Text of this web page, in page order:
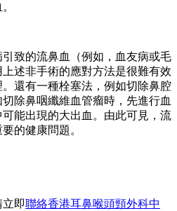
致的流鼻血（例如，血友病或毛
述非手術的應對方法是很難有效
還有一種栓塞法，例如切除鼻腔
除鼻咽纖維血管瘤時，先進行血
能出現的大出血。由此可見，流
的健康問題。
即聯絡香港耳鼻喉頭頸外科中